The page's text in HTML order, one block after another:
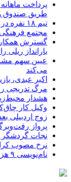
طریق صندوق
تیم ۱۸ نفره درمان اردبیل در مهران مستقر می‌شود
مجتمع
گسترش
بارانداز ریلی
عیین سهم
می‌کند
اکبر عبدی،
مرگ تدریجی
هشدار
وکیل کار
زوج اردبیلی بعد از ۲۴ سال
پرواز
نجات گردشگر
نرخ مصوب
نام‌نویسی ۹ هزار اردبیلی برای حضور در پیاده‌روی اربعین